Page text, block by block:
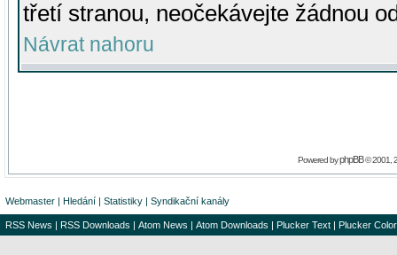
třetí stranou, neočekávejte žádnou
Návrat nahoru
Powered byphpBB© 2001,
Webmaster | Hledání | Statistiky | Syndikační kanály
RSS News | RSS Downloads | Atom News | Atom Downloads | Plucker Text | Plucker Color